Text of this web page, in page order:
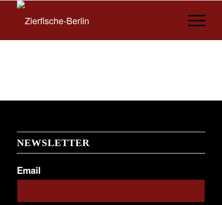
NEWSLETTER
Email